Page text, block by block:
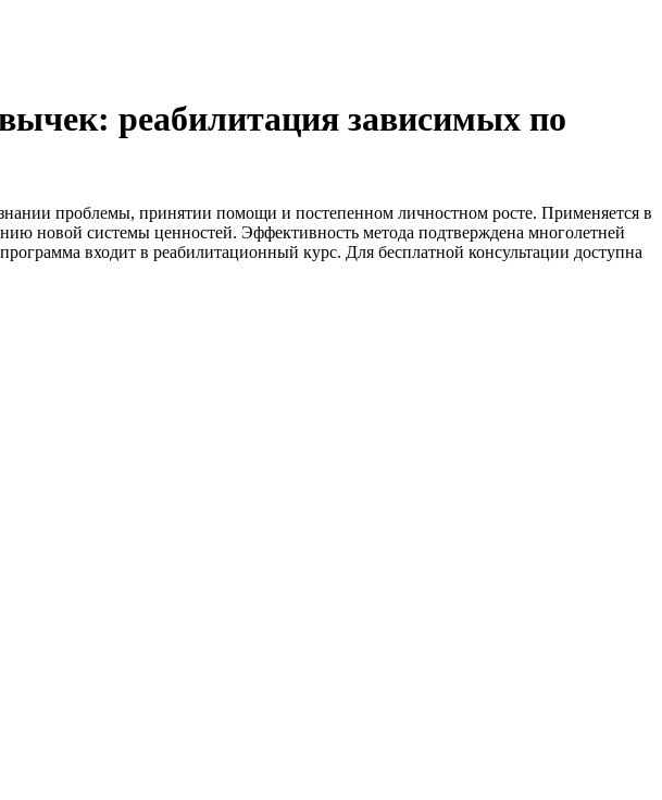
реабилитация зависимых по
проблемы, принятии помощи и постепенном личностном росте. Применяется в
новой системы ценностей. Эффективность метода подтверждена многолетней
входит в реабилитационный курс. Для бесплатной консультации доступна